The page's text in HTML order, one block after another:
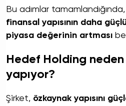
Bu adımlar tamamlandığında,
finansal yapısının daha
piyasa değerinin artması
Hedef Holding neden
yapıyor?
Şirket, özkaynak yapısını